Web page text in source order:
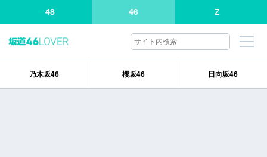
48 46 Z
乃木坂46 櫻坂46 日向坂46